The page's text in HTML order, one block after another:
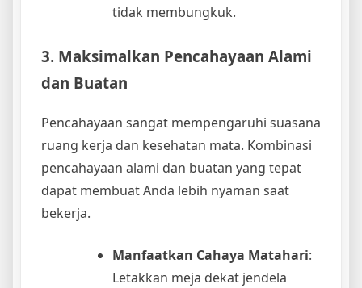
tidak membungkuk.
3. Maksimalkan Pencahayaan Alami
dan Buatan
Pencahayaan sangat mempengaruhi suasana
ruang kerja dan kesehatan mata. Kombinasi
pencahayaan alami dan buatan yang tepat
dapat membuat Anda lebih nyaman saat
bekerja.
Manfaatkan Cahaya Matahari:
Letakkan meja dekat jendela